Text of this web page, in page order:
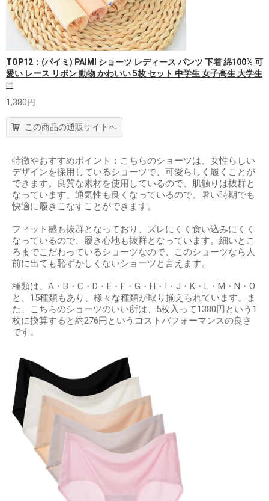
TOP12：(パイミ) PAIMI ショーツ レディース パンツ 下着 綿100% 可
愛い レース リボン 動物 かわいい 5枚 セット 中学生 女子高生 大学生
1,380円
この商品の通販サイトへ
特徴やおすすめポイント：こちらのショーツは、女性らしい
デザインを採用しているショーツで、可愛らしく履くことが
できます。良質な素材を使用しているので、肌触りは抜群と
なっています。通気性も良くなっているので、暑い時期でも
快適に履きこなすことができます。
フィット感も抜群となっており、ズレにくく食い込みにくく
なっているので、履き心地も抜群となっています。細いとこ
ろまでこだわっているショーツなので、このショーツなら人
前に出ても恥ずかしくないショーツと言えます。
種類は、A・B・C・D・E・F・G・H・I・J・K・L・M・N・O
と、15種類もあり、様々な種類が取り揃えられています。ま
た、こちらのショーツのいい所は、5枚入って1380円という1
枚に換算すると約276円というコストパフォーマンスの良さ
です。